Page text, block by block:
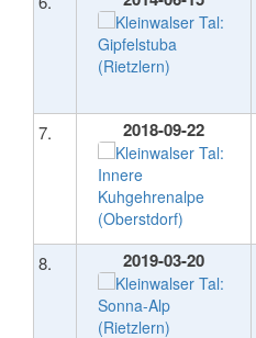
7. 2018-09-22
8. 2019-03-20